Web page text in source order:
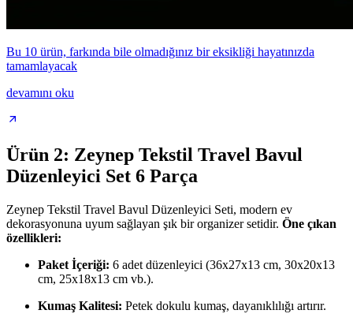
Bu 10 ürün, farkında bile olmadığınız bir eksikliği hayatınızda
tamamlayacak
devamını oku
Ürün 2: Zeynep Tekstil Travel Bavul
Düzenleyici Set 6 Parça
Zeynep Tekstil Travel Bavul Düzenleyici Seti, modern ev
dekorasyonuna uyum sağlayan şık bir organizer setidir. Öne çıkan
özellikleri:
Paket İçeriği: 6 adet düzenleyici (36x27x13 cm, 30x20x13
cm, 25x18x13 cm vb.).
Kumaş Kalitesi: Petek dokulu kumaş, dayanıklılığı artırır.